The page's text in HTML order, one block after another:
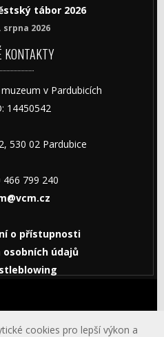
tábor 2026
srpna 2026
KONTAKTY
v Pardubicích
14450542
530 02 Pardubice
466 799 240
o přístupnosti
osobních údajů
muzeum v Pardubicích
cookies pro lepší výkon a